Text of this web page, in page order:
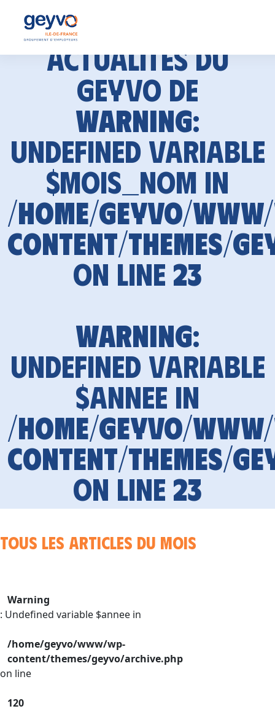
Actualités du
GEYVO de
Warning:
Undefined variable
$mois_nom in
/home/geyvo/
content/themes/
on line 23
Warning:
Undefined variable
$annee in
/home/geyvo/
content/themes/
on line 23
Tous les articles du mois
Warning
: Undefined variable $annee in
/home/geyvo/www/wp-
content/themes/geyvo/archive.php
on line
120